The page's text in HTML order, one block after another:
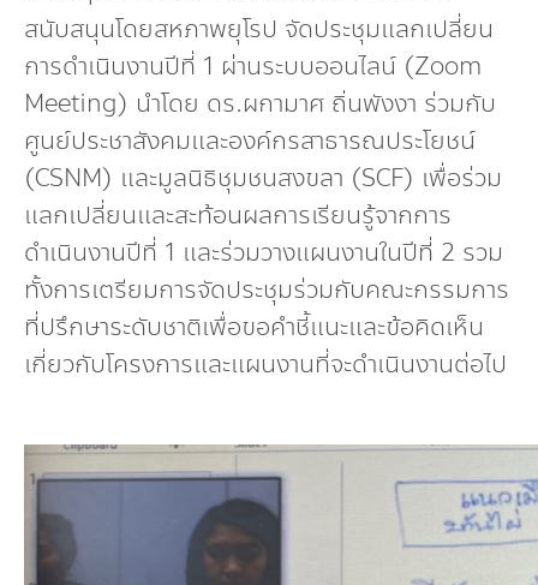
กองทุนสุขภาพกับสภาวะโลกร้อน
สนับสนุนโดยสหภาพยุโรป จัดประชุมแลกเปลี่ยน
การดำเนินงานปีที่ 1 ผ่านระบบออนไลน์ (Zoom
Meeting) นำโดย ดร.ผกามาศ ถิ่นพังงา ร่วมกับ
ศูนย์ประชาสังคมและองค์กรสาธารณประโยชน์
(CSNM) และมูลนิธิชุมชนสงขลา (SCF) เพื่อร่วม
แลกเปลี่ยนและสะท้อนผลการเรียนรู้จากการ
ดำเนินงานปีที่ 1 และร่วมวางแผนงานในปีที่ 2 รวม
ทั้งการเตรียมการจัดประชุมร่วมกับคณะกรรมการ
ที่ปรึกษาระดับชาติเพื่อขอคำชี้แนะและข้อคิดเห็น
เกี่ยวกับโครงการและแผนงานที่จะดำเนินงานต่อไป